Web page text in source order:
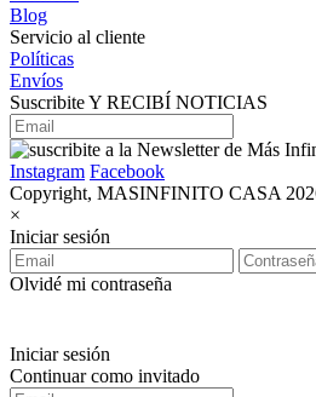
Blog
Servicio al cliente
Políticas
Envíos
Suscribite Y RECIBÍ NOTICIAS
Instagram Facebook
Copyright, MASINFINITO CASA
×
Iniciar sesión
Olvidé mi contraseña
Iniciar sesión
Continuar como invitado